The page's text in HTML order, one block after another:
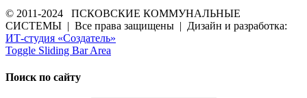
© 2011-2024 ПСКОВСКИЕ КОММУНАЛЬНЫЕ
СИСТЕМЫ | Все права защищены | Дизайн и разработка:
ИТ-студия «Создатель»
Toggle Sliding Bar Area
Поиск по сайту